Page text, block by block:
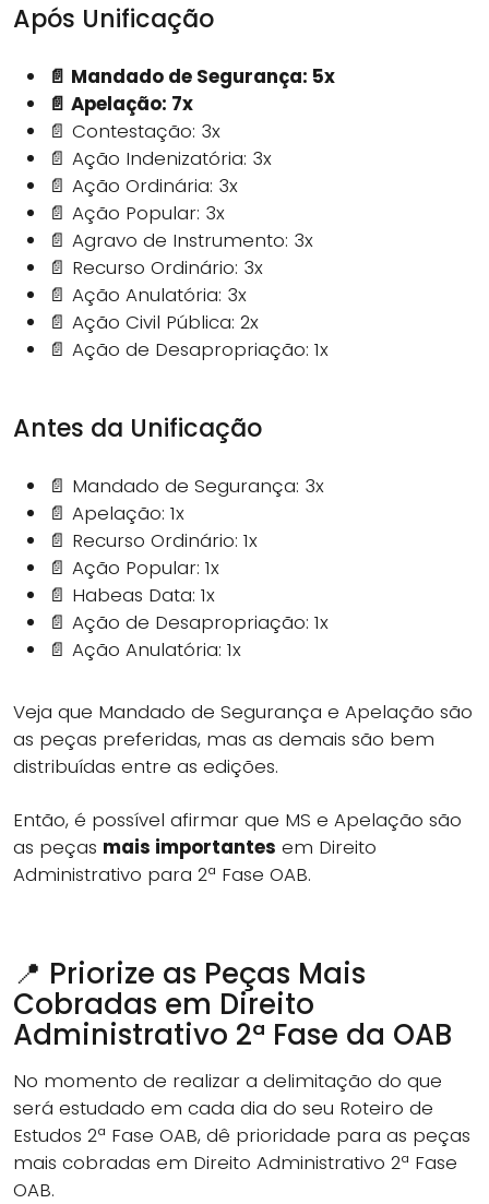
Após Unificação
📄 Mandado de Segurança: 5x
📄 Apelação: 7x
📄 Contestação: 3x
📄 Ação Indenizatória: 3x
📄 Ação Ordinária: 3x
📄 Ação Popular: 3x
📄 Agravo de Instrumento: 3x
📄 Recurso Ordinário: 3x
📄 Ação Anulatória: 3x
📄 Ação Civil Pública: 2x
📄 Ação de Desapropriação: 1x
Antes da Unificação
📄 Mandado de Segurança: 3x
📄 Apelação: 1x
📄 Recurso Ordinário: 1x
📄 Ação Popular: 1x
📄 Habeas Data: 1x
📄 Ação de Desapropriação: 1x
📄 Ação Anulatória: 1x
Veja que Mandado de Segurança e Apelação são
as peças preferidas, mas as demais são bem
distribuídas entre as edições.
Então, é possível afirmar que MS e Apelação são
as peças mais importantes em Direito
Administrativo para 2ª Fase OAB.
📍 Priorize as Peças Mais
Cobradas em Direito
Administrativo 2ª Fase da OAB
No momento de realizar a delimitação do que
será estudado em cada dia do seu Roteiro de
Estudos 2ª Fase OAB, dê prioridade para as peças
mais cobradas em Direito Administrativo 2ª Fase
OAB.